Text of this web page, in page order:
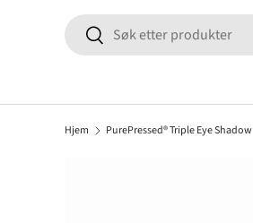
HOPP TIL INNHOLD
Søk
Søk
Hjem PurePressed® Triple Eye Shadow